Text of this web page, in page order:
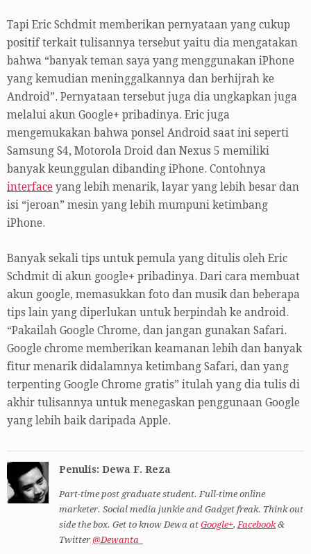
Tapi Eric Schdmit memberikan pernyataan yang cukup
positif terkait tulisannya tersebut yaitu dia mengatakan
bahwa “banyak teman saya yang menggunakan iPhone
yang kemudian meninggalkannya dan berhijrah ke
Android”. Pernyataan tersebut juga dia ungkapkan juga
melalui akun Google+ pribadinya. Eric juga
mengemukakan bahwa ponsel Android saat ini seperti
Samsung S4, Motorola Droid dan Nexus 5 memiliki
banyak keunggulan dibanding iPhone. Contohnya
interface yang lebih menarik, layar yang lebih besar dan
isi “jeroan” mesin yang lebih mumpuni ketimbang
iPhone.
Banyak sekali tips untuk pemula yang ditulis oleh Eric
Schdmit di akun google+ pribadinya. Dari cara membuat
akun google, memasukkan foto dan musik dan beberapa
tips lain yang diperlukan untuk berpindah ke android.
“Pakailah Google Chrome, dan jangan gunakan Safari.
Google chrome memberikan keamanan lebih dan banyak
fitur menarik didalamnya ketimbang Safari, dan yang
terpenting Google Chrome gratis” itulah yang dia tulis di
akhir tulisannya untuk menegaskan penggunaan Google
yang lebih baik daripada Apple.
Penulis: Dewa F. Reza
Part-time post graduate student. Full-time online
marketer. Social media junkie and Gadget freak. Think out
side the box. Get to know Dewa at Google+,Facebook&
Twitter @Dewanta_